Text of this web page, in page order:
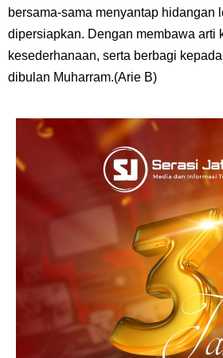
bersama-sama menyantap hidangan
dipersiapkan. Dengan membawa arti
kesederhanaan, serta berbagi
dibulan Muharram.(Arie B)